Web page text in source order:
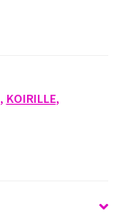
, KOIRILLE,